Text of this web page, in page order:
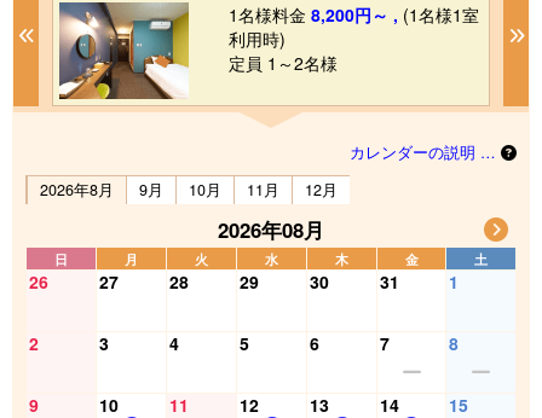
Previous
1名様料金 8,200円～ , (1名様1室
利用時)
定員 1～2名様
カレンダーの説明 …
2026年8月
9月 10月 11月 12月
2026年08月
日 月 火 水 木 金 土
26 27 28 29 30 31 1
2 3 4 5 6 7 8
9 10 11 12 13 14 15